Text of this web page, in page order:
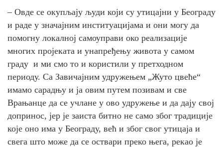
– Овде се окупљају људи који су утицајни у Београду
и раде у значајним институацијама и они могу да
помогну локалној самоуправи око реализације
многих пројеката и унапређењу живота у самом
граду и ми смо то и користили у претходном
периоду. Са Завичајним удружењем „Жуто цвеће“
имамо сарадњу и ја овим путем позивам и све
Врањанце да се учлане у ово удружење и да дају свој
допринос, јер је заиста битно не само због традиције
које оно има у Београду, већ и због свог утицаја и
свега што може да се оствари преко њега, рекао је